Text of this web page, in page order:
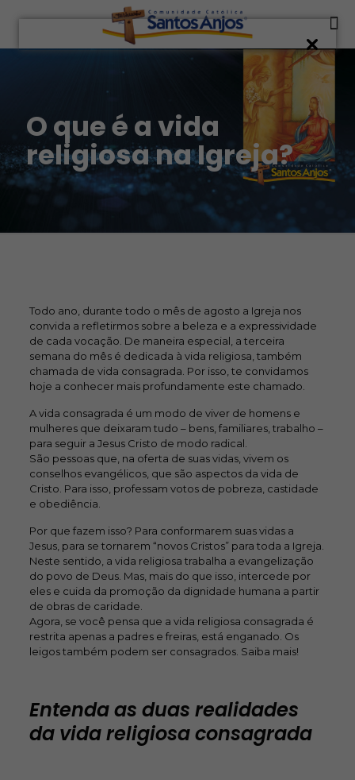
O que é a vida
religiosa na Igreja?
Todo ano, durante todo o mês de agosto a Igreja nos
convida a refletirmos sobre a beleza e a expressividade
de cada vocação. De maneira especial, a terceira
semana do mês é dedicada à vida religiosa, também
chamada de vida consagrada. Por isso, te convidamos
hoje a conhecer mais profundamente este chamado.
A vida consagrada é um modo de viver de homens e
mulheres que deixaram tudo – bens, familiares, trabalho –
para seguir a Jesus Cristo de modo radical.
São pessoas que, na oferta de suas vidas, vivem os
conselhos evangélicos, que são aspectos da vida de
Cristo. Para isso, professam votos de pobreza, castidade
e obediência.
Por que fazem isso? Para conformarem suas vidas a
Jesus, para se tornarem “novos Cristos” para toda a Igreja.
Neste sentido, a vida religiosa trabalha a evangelização
do povo de Deus. Mas, mais do que isso, intercede por
eles e cuida da promoção da dignidade humana a partir
de obras de caridade.
Agora, se você pensa que a vida religiosa consagrada é
restrita apenas a padres e freiras, está enganado. Os
leigos também podem ser consagrados. Saiba mais!
Entenda as duas realidades
da vida religiosa consagrada